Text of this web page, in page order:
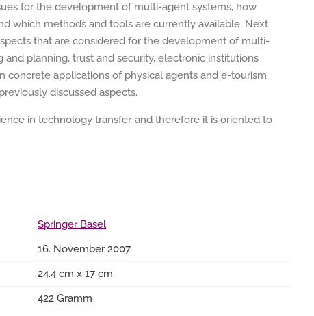
for the development of multi-agent systems, how
which methods and tools are currently available. Next
that are considered for the development of multi-
planning, trust and security, electronic institutions
concrete applications of physical agents and e-tourism
discussed aspects.
in technology transfer, and therefore it is oriented to
Springer Basel
16. November 2007
24.4 cm x 17 cm
422 Gramm